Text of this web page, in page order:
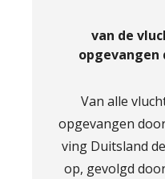
van de
opgevangen
Van alle
opgevangen
ving Duitsland
op, gevolgd